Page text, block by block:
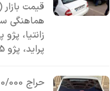
قیمت
هماهنگی
زانتیا،
پراید، پژو 405، پژو 206
حراج